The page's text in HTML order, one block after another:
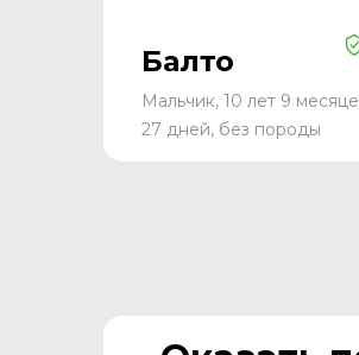
Балто
Мальчик, 10 лет 9
27 дней, без породы